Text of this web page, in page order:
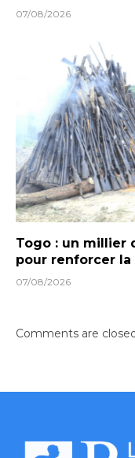
07/08/2026
Togo : un millier
pour renforcer
07/08/2026
Comments are